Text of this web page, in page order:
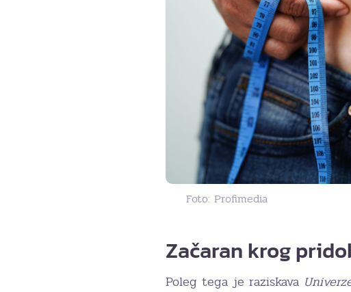
Foto: Profimedia
Začaran krog
Poleg tega je raziskava